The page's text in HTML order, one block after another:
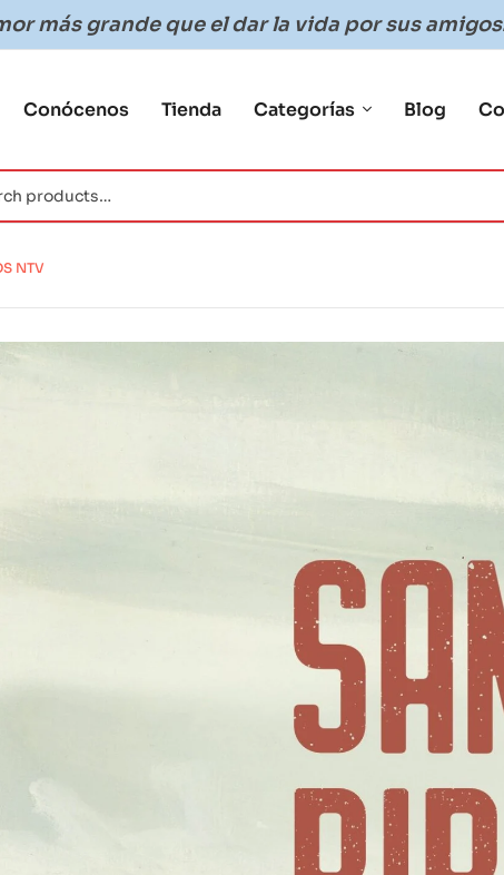
más grande que el dar la vida por sus amigos.
Conócenos Tienda Categorías Blog
NTV